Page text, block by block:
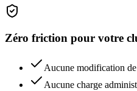
Zéro friction pour votre
Aucune modification
Aucune charge